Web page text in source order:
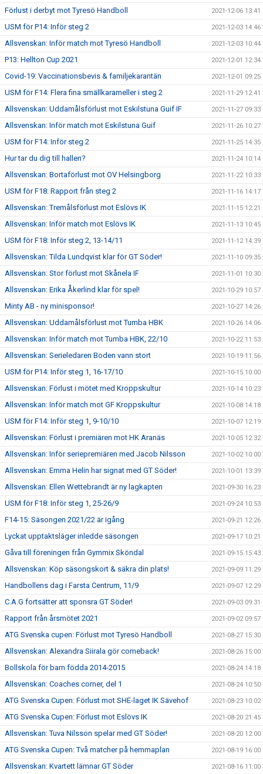
Förlust i derbyt mot Tyresö Handboll 2021-12-06 13:41
USM för P14: Inför steg 2 2021-12-03 14:46
Allsvenskan: Inför match mot Tyresö Handboll 2021-12-03 10:44
P13: Hellton Cup 2021 2021-12-01 12:34
Covid-19: Vaccinationsbevis & familjekarantän 2021-12-01 09:25
USM för F14: Flera fina smällkarameller i steg 2 2021-11-29 12:41
Allsvenskan: Uddamålsförlust mot Eskilstuna Guif IF 2021-11-27 09:33
Allsvenskan: Inför match mot Eskilstuna Guif 2021-11-26 10:27
USM för F14: Inför steg 2 2021-11-25 14:35
Hur tar du dig till hallen? 2021-11-24 10:14
Allsvenskan: Bortaförlust mot OV Helsingborg 2021-11-22 10:33
USM för F18: Rapport från steg 2 2021-11-16 14:17
Allsvenskan: Tremålsförlust mot Eslövs IK 2021-11-15 12:21
Allsvenskan: Inför match mot Eslövs IK 2021-11-13 10:45
USM för F18: Inför steg 2, 13-14/11 2021-11-12 14:39
Allsvenskan: Tilda Lundqvist klar för GT Söder! 2021-11-10 09:35
Allsvenskan: Stor förlust mot Skånela IF 2021-11-01 10:30
Allsvenskan: Erika Åkerlind klar för spel! 2021-10-29 10:57
Minty AB - ny minisponsor! 2021-10-27 14:26
Allsvenskan: Uddamålsförlust mot Tumba HBK 2021-10-26 14:06
Allsvenskan: Inför match mot Tumba HBK, 22/10 2021-10-22 11:53
Allsvenskan: Serieledaren Boden vann stort 2021-10-19 11:56
USM för P14: Inför steg 1, 16-17/10 2021-10-15 10:00
Allsvenskan: Förlust i mötet med Kroppskultur 2021-10-14 10:23
Allsvenskan: Inför match mot GF Kroppskultur 2021-10-08 14:18
USM för F14: Inför steg 1, 9-10/10 2021-10-07 12:19
Allsvenskan: Förlust i premiären mot HK Aranäs 2021-10-05 12:32
Allsvenskan: Inför seriepremiären med Jacob Nilsson 2021-10-02 10:00
Allsvenskan: Emma Helin har signat med GT Söder! 2021-10-01 13:39
Allsvenskan: Ellen Wettebrandt är ny lagkapten 2021-09-30 16:23
USM för F18: Inför steg 1, 25-26/9 2021-09-24 10:53
F14-15: Säsongen 2021/22 är igång 2021-09-21 12:26
Lyckat upptaktsläger inledde säsongen 2021-09-17 10:21
Gåva till föreningen från Gymmix Sköndal 2021-09-15 15:43
Allsvenskan: Köp säsongskort & säkra din plats! 2021-09-09 11:29
Handbollens dag i Farsta Centrum, 11/9 2021-09-07 12:29
C.A.G fortsätter att sponsra GT Söder! 2021-09-03 09:31
Rapport från årsmötet 2021 2021-09-02 09:57
ATG Svenska cupen: Förlust mot Tyresö Handboll 2021-08-27 15:30
Allsvenskan: Alexandra Siirala gör comeback! 2021-08-26 15:00
Bollskola för barn födda 2014-2015 2021-08-24 14:18
Allsvenskan: Coaches corner, del 1 2021-08-24 10:50
ATG Svenska Cupen: Förlust mot SHE-laget IK Sävehof 2021-08-23 10:02
ATG Svenska Cupen: Förlust mot Eslövs IK 2021-08-20 21:45
Allsvenskan: Tuva Nilsson spelar med GT Söder! 2021-08-20 12:00
ATG Svenska Cupen: Två matcher på hemmaplan 2021-08-19 16:00
Allsvenskan: Kvartett lämnar GT Söder 2021-08-16 11:00